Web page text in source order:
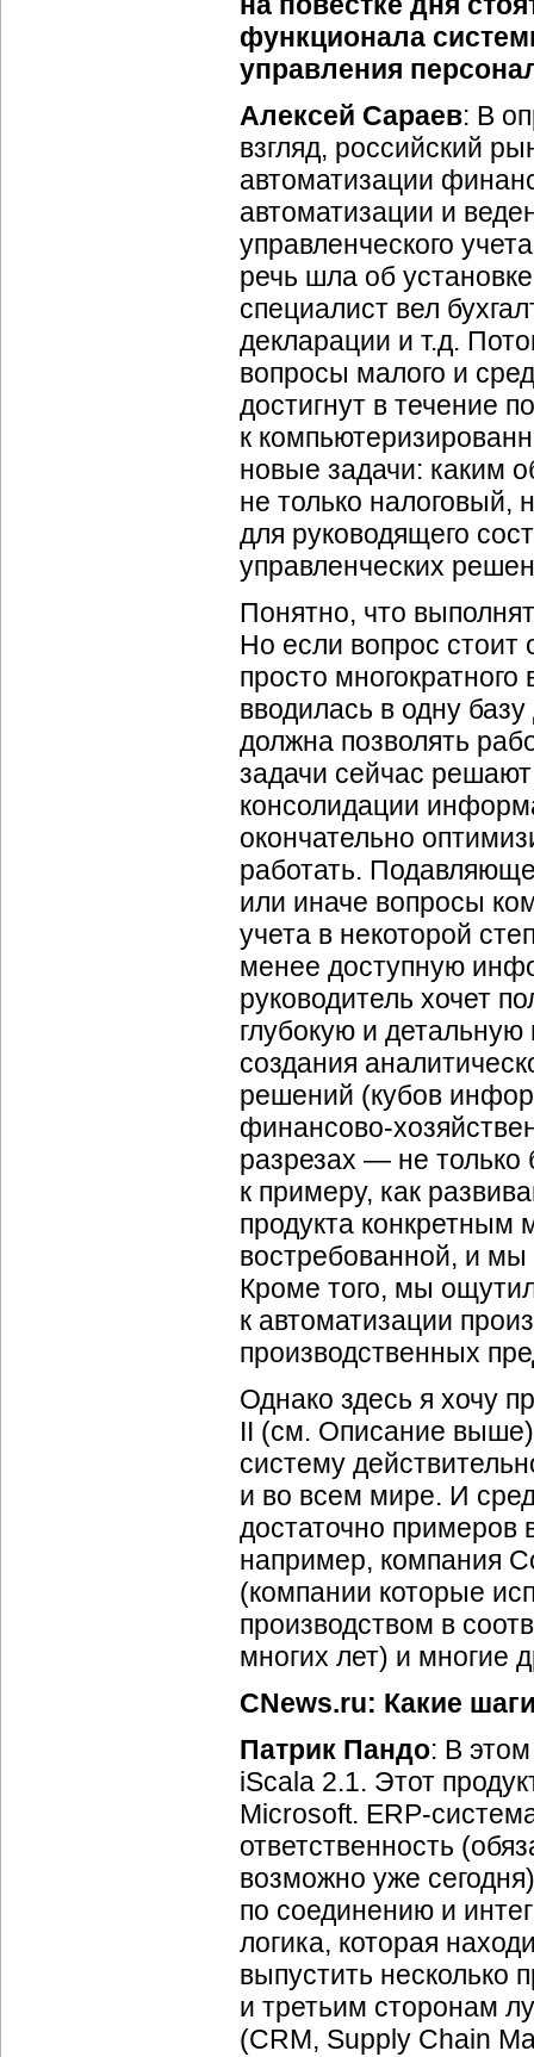
функционала
управления
Алексей Сараев: В
взгляд, российский
автоматизации
автоматизации и
управленческого
речь шла об
специалист вел
декларации и т.д.
вопросы малого и
достигнут в течение
к
новые задачи: каким
не только налоговый,
для руководящего
управленческих
Понятно, что
Но если вопрос стоит
просто
вводилась в одну
должна позволять
задачи сейчас
консолидации
окончательно
работать.
или иначе вопросы
учета в некоторой
менее доступную
руководитель хочет
глубокую и
создания
решений (кубов
финансово-
разрезах — не только
к примеру, как
продукта конкретным
востребованной, и мы
Кроме того, мы
к автоматизации
производственных
Однако здесь я хочу
II (см. Описание
систему
и во всем мире. И
достаточно примеров
например, компания
(компании которые
производством в
многих лет) и многие
CNews.ru: Какие
Патрик Пандо: В
iScala 2.1. Этот
Microsoft. ERP-
ответственность
возможно уже
по соединению и
логика, которая
выпустить несколько
и третьим сторонам
(CRM, Supply Chain